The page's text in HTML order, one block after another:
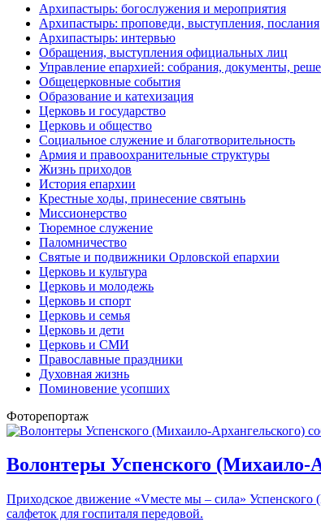
Архипастырь: богослужения и мероприятия
Архипастырь: проповеди, выступления, послания
Архипастырь: интервью
Обращения, выступления официальных лиц
Управление епархией: собрания, документы,
Общецерковные события
Образование и катехизация
Церковь и государство
Церковь и общество
Социальное служение и благотворительность
Армия и правоохранительные структуры
Жизнь приходов
История епархии
Крестные ходы, принесение святынь
Миссионерство
Тюремное служение
Паломничество
Святые и подвижники Орловской епархии
Церковь и культура
Церковь и молодежь
Церковь и спорт
Церковь и семья
Церковь и дети
Церковь и СМИ
Православные праздники
Духовная жизнь
Поминовение усопших
Фоторепортаж
Волонтеры Успенского (Михаило-
Приходское движение «Vместе мы – сила»
салфеток для госпиталя передовой.